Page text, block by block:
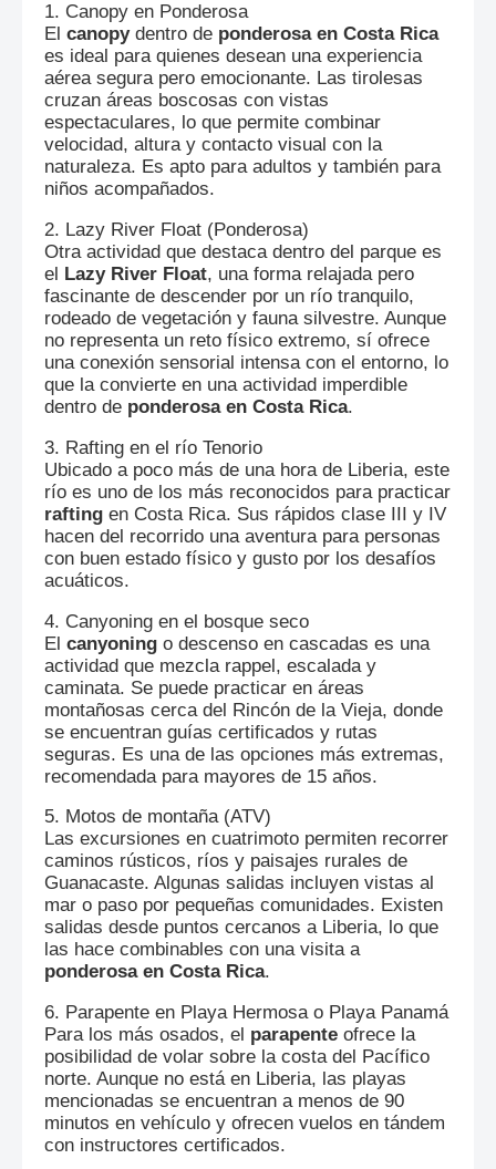
1. Canopy en Ponderosa
El canopydentro de ponderosa en Costa Rica
es ideal para quienes desean una experiencia
aérea segura pero emocionante. Las tirolesas
cruzan áreas boscosas con vistas
espectaculares, lo que permite combinar
velocidad, altura y contacto visual con la
naturaleza. Es apto para adultos y también para
niños acompañados.
2. Lazy River Float (Ponderosa)
Otra actividad que destaca dentro del parque es
el Lazy River Float, una forma relajada pero
fascinante de descender por un río tranquilo,
rodeado de vegetación y fauna silvestre. Aunque
no representa un reto físico extremo, sí ofrece
una conexión sensorial intensa con el entorno, lo
que la convierte en una actividad imperdible
dentro de ponderosa en Costa Rica.
3. Rafting en el río Tenorio
Ubicado a poco más de una hora de Liberia, este
río es uno de los más reconocidos para practicar
rafting en Costa Rica. Sus rápidos clase III y IV
hacen del recorrido una aventura para personas
con buen estado físico y gusto por los desafíos
acuáticos.
4. Canyoning en el bosque seco
El canyoning o descenso en cascadas es una
actividad que mezcla rappel, escalada y
caminata. Se puede practicar en áreas
montañosas cerca del Rincón de la Vieja, donde
se encuentran guías certificados y rutas
seguras. Es una de las opciones más extremas,
recomendada para mayores de 15 años.
5. Motos de montaña (ATV)
Las excursiones en cuatrimoto permiten recorrer
caminos rústicos, ríos y paisajes rurales de
Guanacaste. Algunas salidas incluyen vistas al
mar o paso por pequeñas comunidades. Existen
salidas desde puntos cercanos a Liberia, lo que
las hace combinables con una visita a
ponderosa en Costa Rica.
6. Parapente en Playa Hermosa o Playa Panamá
Para los más osados, el parapente ofrece la
posibilidad de volar sobre la costa del Pacífico
norte. Aunque no está en Liberia, las playas
mencionadas se encuentran a menos de 90
minutos en vehículo y ofrecen vuelos en tándem
con instructores certificados.